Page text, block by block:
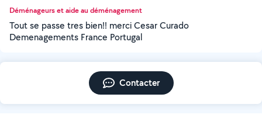
Déménageurs et aide au déménagement
Tout se passe tres bien!! merci Cesar Curado
Demenagements France Portugal
Contacter